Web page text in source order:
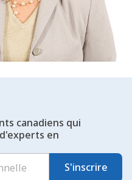
canadiens qui
en
S'inscrire